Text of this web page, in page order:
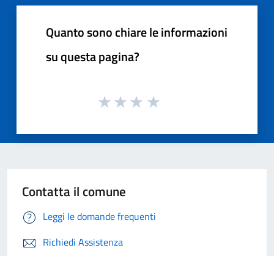
Quanto sono chiare le informazioni
su questa pagina?
Contatta il comune
Leggi le domande frequenti
Richiedi Assistenza